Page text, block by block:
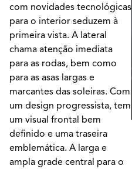
com novidades tecnológicas
para o interior seduzem à
primeira vista. A lateral
chama atenção imediata
para as rodas, bem como
para as asas largas e
marcantes das soleiras. Com
um design progressista, tem
um visual frontal bem
definido e uma traseira
emblemática. A larga e
ampla grade central para o